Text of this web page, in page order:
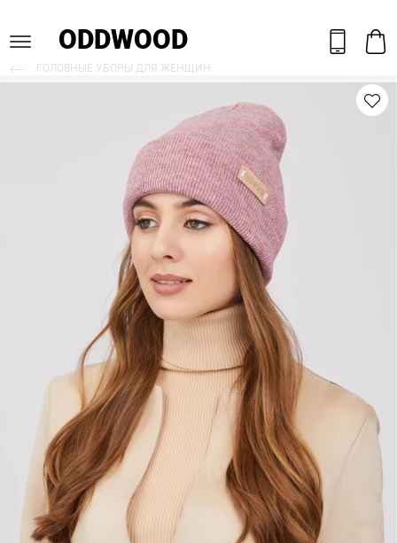
ODDWOOD
ГОЛОВНЫЕ УБОРЫ ДЛЯ ЖЕНЩИН